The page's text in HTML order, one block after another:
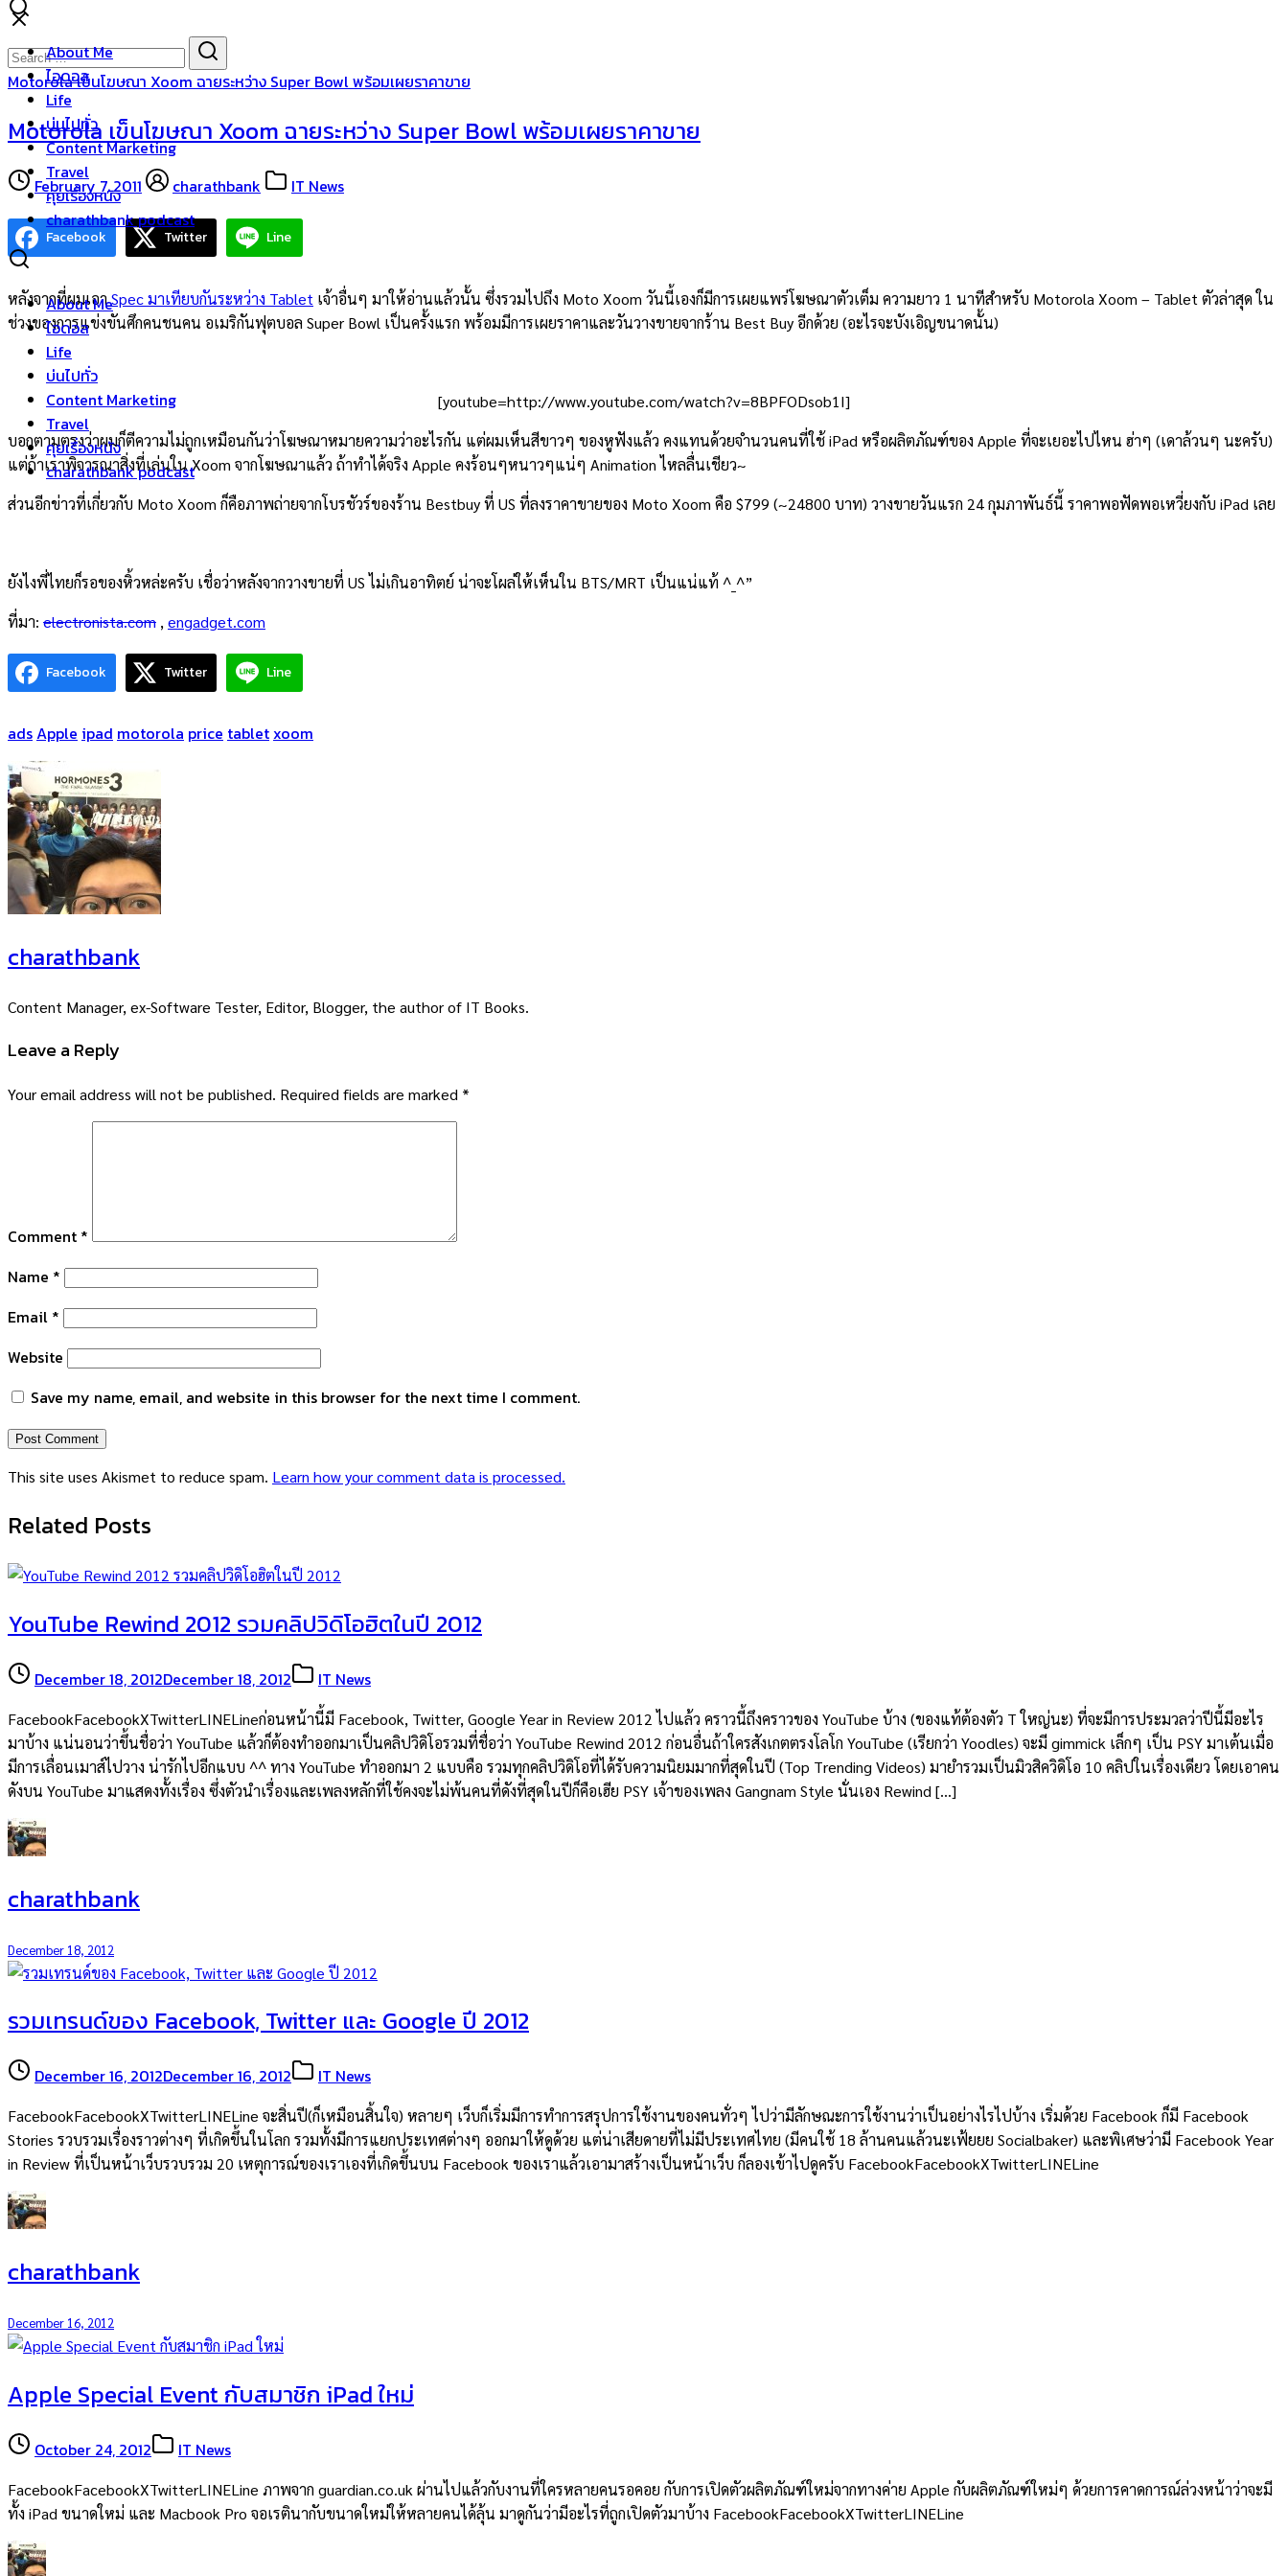
Skip
content
About Me
ไอดอล
Life
บ่นไปทั่ว
Content Marketing
Travel
คุยเรื่องหนัง
charathbank podcast
About Me
ไอดอล
Life
บ่นไปทั่ว
Content Marketing
Travel
คุยเรื่องหนัง
charathbank podcast
Search
for:
Motorola เข็นโฆษณา Xoom ฉายระหว่าง Super Bowl พร้อมเผยราคาขาย
Motorola เข็นโฆษณา Xoom ฉายระหว่าง Super Bowl พร้อมเผยราคาขาย
February 7, 2011 charathbank IT News
Facebook Twitter Line
หลังจากที่ผมเอาSpec มาเทียบกันระหว่าง Tablet เจ้าอื่นๆ มาให้อ่านแล้วนั้น ซึ่งรวมไปถึง Moto Xoom วันนี้เองก็มีการเผยแพร่โฆษณาตัวเต็ม ความยาว 1 นาทีสำหรับ Motorola Xoom – Tablet ตัวล่าสุด ใน
ช่วงของการแข่งขันศึกคนชนคน อเมริกันฟุตบอล Super Bowl เป็นครั้งแรก พร้อมมีการเผยราคาและวันวางขายจากร้าน Best Buy อีกด้วย (อะไรจะบังเอิญขนาดนั้น)
[youtube=http://www.youtube.com/watch?v=8BPFODsob1I]
บอกตามตรงว่าผมก็ตีความไม่ถูกเหมือนกันว่าโฆษณาหมายความว่าอะไรกัน แต่ผมเห็นสีขาวๆ ของหูฟังแล้ว คงแทนด้วยจำนวนคนที่ใช้ iPad หรือผลิตภัณฑ์ของ Apple ที่จะเยอะไปไหน ฮ่าๆ (เดาล้วนๆ นะครับ)
แต่ถ้าเราพิจารณาสิ่งที่เล่นใน Xoom จากโฆษณาแล้ว ถ้าทำได้จริง Apple คงร้อนๆหนาวๆแน่ๆ Animation ไหลลื่นเชียว~
ส่วนอีกข่าวที่เกี่ยวกับ Moto Xoom ก็คือภาพถ่ายจากโบรชัวร์ของร้าน Bestbuy ที่ US ที่ลงราคาขายของ Moto Xoom คือ $799 (~24800 บาท) วางขายวันแรก 24 กุมภาพันธ์นี้ ราคาพอฟัดพอเหวี่ยงกับ iPad เลย
ยังไงพี่ไทยก็รอของหิ้วหล่ะครับ เชื่อว่าหลังจากวางขายที่ US ไม่เกินอาทิตย์ น่าจะโผล่ให้เห็นใน BTS/MRT เป็นแน่แท้ ^_^”
ที่มา: electronista.com , engadget.com
Facebook Twitter Line
adsApple ipad motorola price tabletxoom
charathbank
Content Manager, ex-Software Tester, Editor, Blogger, the author of IT Books.
Leave a Reply
Your email address will not be published. Required fields are marked *
Comment *
Name *
Email *
Website
Save my name, email, and website in this browser for the next time I comment.
This site uses Akismet to reduce spam. Learn how your comment data is processed.
Related Posts
YouTube Rewind 2012 รวมคลิปวิดิโอฮิตในปี 2012
December 18, 2012December 18, 2012 IT News
FacebookFacebookXTwitterLINELineก่อนหน้านี้มี Facebook, Twitter, Google Year in Review 2012 ไปแล้ว คราวนี้ถึงคราวของ YouTube บ้าง (ของแท้ต้องตัว T ใหญ่นะ) ที่จะมีการประมวลว่าปีนี้มีอะไร
มาบ้าง แน่นอนว่าขึ้นชื่อว่า YouTube แล้วก็ต้องทำออกมาเป็นคลิปวิดิโอรวมที่ชื่อว่า YouTube Rewind 2012 ก่อนอื่นถ้าใครสังเกตตรงโลโก YouTube (เรียกว่า Yoodles) จะมี gimmick เล็กๆ เป็น PSY มาเต้นเมื่อ
มีการเลื่อนเมาส์ไปวาง น่ารักไปอีกแบบ ^^ ทาง YouTube ทำออกมา 2 แบบคือ รวมทุกคลิปวิดิโอที่ได้รับความนิยมมากที่สุดในปี (Top Trending Videos) มายำรวมเป็นมิวสิควิดิโอ 10 คลิปในเรื่องเดียว โดยเอาคน
ดังบน YouTube มาแสดงทั้งเรื่อง ซึ่งตัวนำเรื่องและเพลงหลักที่ใช้คงจะไม่พ้นคนที่ดังที่สุดในปีก็คือเฮีย PSY เจ้าของเพลง Gangnam Style นั่นเอง Rewind […]
charathbank
December 18, 2012
รวมเทรนด์ของ Facebook, Twitter และ Google ปี 2012
December 16, 2012December 16, 2012 IT News
FacebookFacebookXTwitterLINELine จะสิ่นปี(ก็เหมือนสิ้นใจ) หลายๆ เว็บก็เริ่มมีการทำการสรุปการใช้งานของคนทั่วๆ ไปว่ามีลักษณะการใช้งานว่าเป็นอย่างไรไปบ้าง เริ่มด้วย Facebook ก็มี Facebook
Stories รวบรวมเรื่องราวต่างๆ ที่เกิดขึ้นในโลก รวมทั้งมีการแยกประเทศต่างๆ ออกมาให้ดูด้วย แต่น่าเสียดายที่ไม่มีประเทศไทย (มีคนใช้ 18 ล้านคนแล้วนะเฟ้ยยย Socialbaker) และพิเศษว่ามี Facebook Year
in Review ที่เป็นหน้าเว็บรวบรวม 20 เหตุการณ์ของเราเองที่เกิดขึ้นบน Facebook ของเราแล้วเอามาสร้างเป็นหน้าเว็บ ก็ลองเข้าไปดูครับ FacebookFacebookXTwitterLINELine
charathbank
December 16, 2012
Apple Special Event กับสมาชิก iPad ใหม่
October 24, 2012 IT News
FacebookFacebookXTwitterLINELine ภาพจาก guardian.co.uk ผ่านไปแล้วกับงานที่ใครหลายคนรอคอย กับการเปิดตัวผลิตภัณฑ์ใหม่จากทางค่าย Apple กับผลิตภัณฑ์ใหม่ๆ ด้วยการคาดการณ์ล่วงหน้าว่าจะมี
ทั้ง iPad ขนาดใหม่ และ Macbook Pro จอเรตินากับขนาดใหม่ให้หลายคนได้ลุ้น มาดูกันว่ามีอะไรที่ถูกเปิดตัวมาบ้าง FacebookFacebookXTwitterLINELine